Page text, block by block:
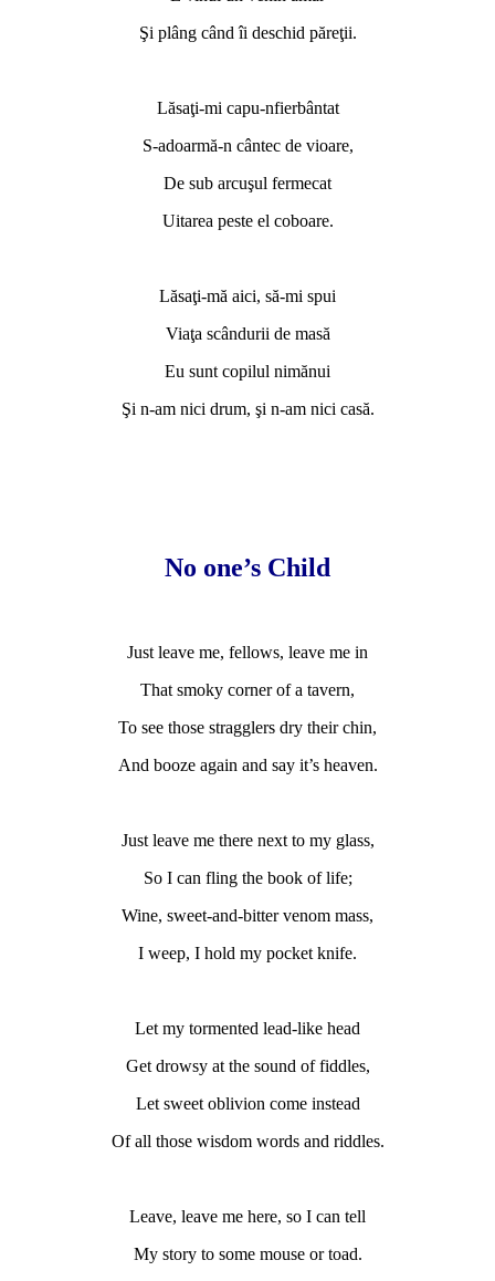
Şi plâng când îi deschid păreţii.
Lăsaţi-mi capu-nfierbântat
S-adoarmă-n cântec de vioare,
De sub arcuşul fermecat
Uitarea peste el coboare.
Lăsaţi-mă aici, să-mi spui
Viaţa scândurii de masă
Eu sunt copilul nimănui
Şi n-am nici drum, şi n-am nici casă.
No one’s Child
Just leave me, fellows, leave me in
That smoky corner of a tavern,
To see those stragglers dry their chin,
And booze again and say it’s heaven.
Just leave me there next to my glass,
So I can fling the book of life;
Wine, sweet-and-bitter venom mass,
I weep, I hold my pocket knife.
Let my tormented lead-like head
Get drowsy at the sound of fiddles,
Let sweet oblivion come instead
Of all those wisdom words and riddles.
Leave, leave me here, so I can tell
My story to some mouse or toad.